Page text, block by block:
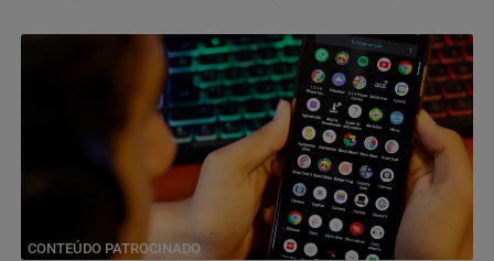
CONTEÚDO PATROCINADO